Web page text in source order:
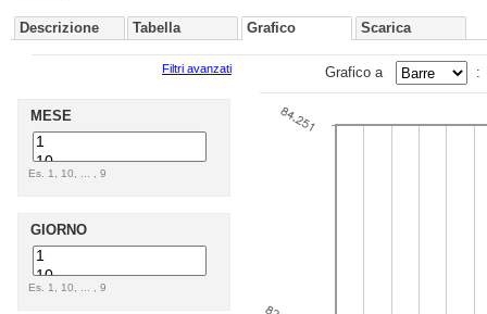
Descrizione Tabella Grafico Scarica
Filtri avanzati
MESE
Es. 1, 10, ... , 9
GIORNO
Es. 1, 10, ... , 9
Grafico a